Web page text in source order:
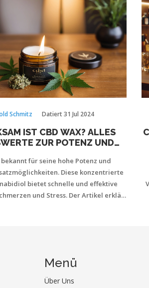
Schmitz Datiert31 Jul 2024
IST CBD WAX? ALLES
ZUR POTENZ UND
bekannt für seine hohe Potenz und
Diese konzentrierte
bietet schnelle und effektive
und Stress. Der Artikel erklärt
Menü
Über Uns